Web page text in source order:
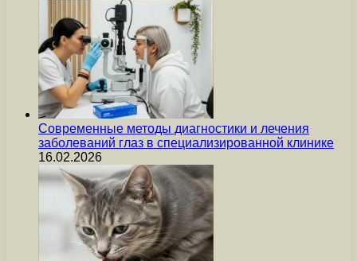
Современные методы диагностики и лечения
заболеваний глаз в специализированной клинике
16.02.2026